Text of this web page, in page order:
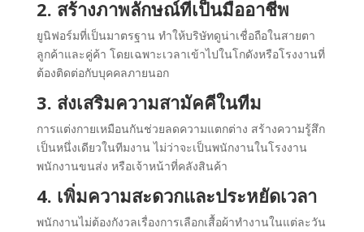
2. สร้างภาพลักษณ์ที่เป็นมืออาชีพ
ยูนิฟอร์มที่เป็นมาตรฐาน ทำให้บริษัทดูน่าเชื่อถือในสายตา
ลูกค้าและคู่ค้า โดยเฉพาะเวลาเข้าไปในโกดังหรือโรงงานที่
ต้องติดต่อกับบุคคลภายนอก
3. ส่งเสริมความสามัคคีในทีม
การแต่งกายเหมือนกันช่วยลดความแตกต่าง สร้างความรู้สึก
เป็นหนึ่งเดียวในทีมงาน ไม่ว่าจะเป็นพนักงานในโรงงาน
พนักงานขนส่ง หรือเจ้าหน้าที่คลังสินค้า
4. เพิ่มความสะดวกและประหยัดเวลา
พนักงานไม่ต้องกังวลเรื่องการเลือกเสื้อผ้าทำงานในแต่ละวัน